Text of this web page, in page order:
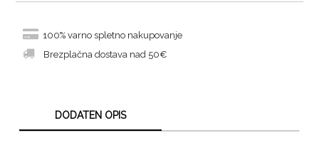
100% varno spletno nakupovanje
Brezplačna dostava nad 50€
DODATEN OPIS